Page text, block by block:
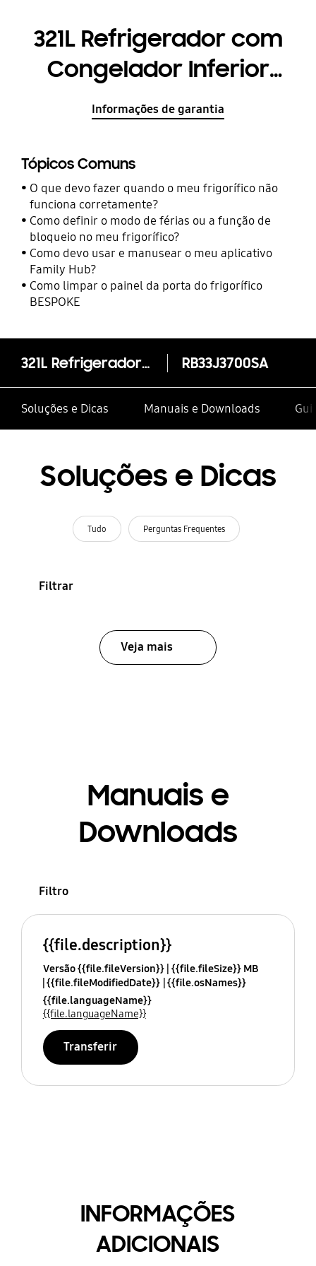
321L Refrigerador com
Congelador Inferior
Tecnologia de Inversor
Informações de garantia
Tópicos Comuns
O que devo fazer quando o meu frigorífico não
funciona corretamente?
Como definir o modo de férias ou a função de
bloqueio no meu frigorífico?
Como devo usar e manusear o ​meu aplicativo
Family Hub?
Como limpar o painel da porta do frigorífico
BESPOKE
321L Refrigerador com Congelador Inferior Tecnologia de Inversor Digital Prata RB33J3700SA
Soluções e Dicas Manuais e Downloads
Soluções e Dicas
Tudo Perguntas Frequentes
Filtrar
Veja mais
Manuais e
Downloads
Filtro
{{file.description}}
Versão {{file.fileVersion}} {{file.fileSize}} MB
{{file.fileModifiedDate}} {{file.osNames}}
{{file.languageName}}
{{file.languageName}}
Transferir
INFORMAÇÕES
ADICIONAIS